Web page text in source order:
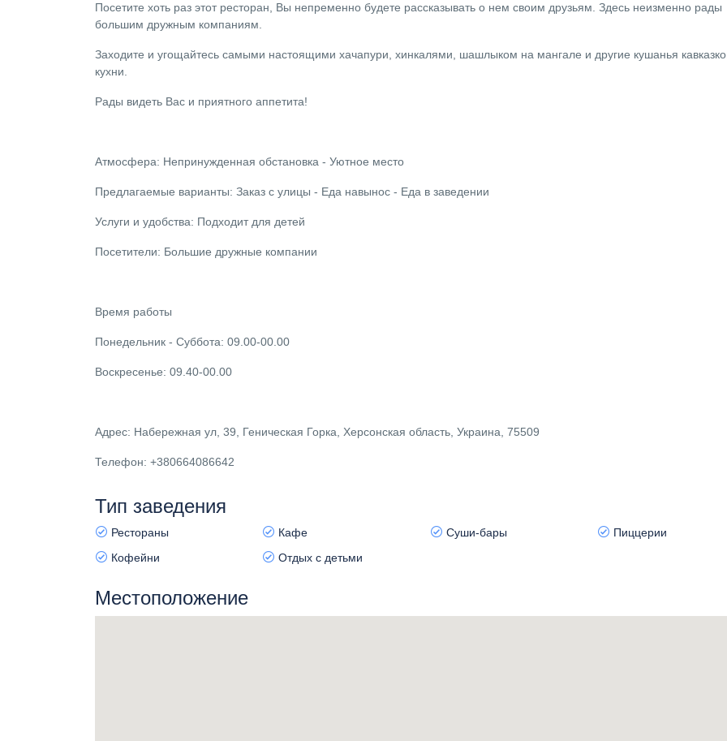
Посетите хоть раз этот ресторан, Вы непременно будете рассказывать о нем своим друзьям. Здесь неизменно рады
большим дружным компаниям.
Заходите и угощайтесь самыми настоящими хачапури, хинкалями, шашлыком на мангале и другие кушанья
кухни.
Рады видеть Вас и приятного аппетита!
Атмосфера: Непринужденная обстановка - Уютное место
Предлагаемые варианты: Заказ с улицы - Еда навынос - Еда в заведении
Услуги и удобства: Подходит для детей
Посетители: Большие дружные компании
Время работы
Понедельник - Суббота: 09.00-00.00
Воскресенье: 09.40-00.00
Адрес: Набережная ул, 39, Геническая Горка, Херсонская область, Украина, 75509
Телефон: +380664086642
Тип заведения
Рестораны Кафе Суши-бары
Пиццерии
Кофейни
Отдых с детьми
Местоположение